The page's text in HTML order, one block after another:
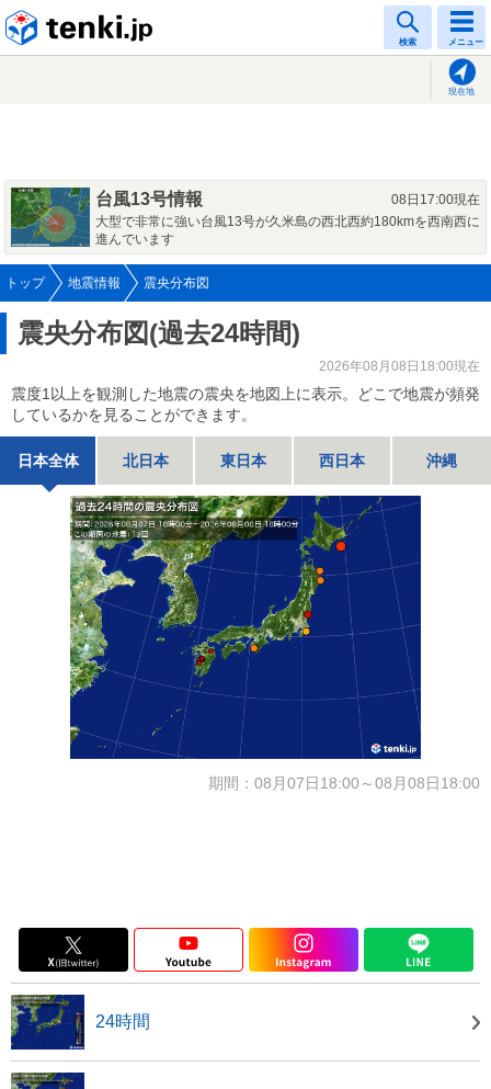
検索 メニュー
現在地
台風13号情報
08日17:00現在
大型で非常に強い台風13号が久米島の西北西約180kmを西南西に
進んでいます
トップ 地震情報 震央分布図
震央分布図(過去24時間)
2026年08月08日18:00現在
震度1以上を観測した地震の震央を地図上に表示。どこで地震が頻発
しているかを見ることができます。
日本全体 北日本 東日本 西日本 沖縄
期間：08月07日18:00～08月08日18:00
24時間